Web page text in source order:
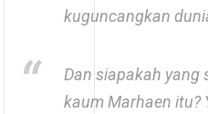
kuguncangkan
Dan siapakah yang
kaum Marhaen itu?